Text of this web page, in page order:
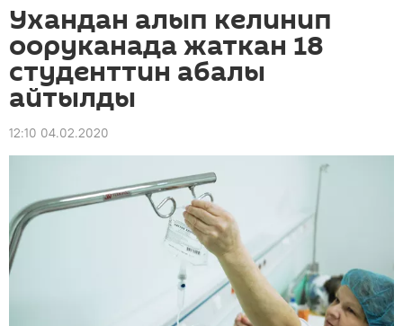
Ухандан алып келинип
ооруканада жаткан 18
студенттин абалы
айтылды
12:10 04.02.2020